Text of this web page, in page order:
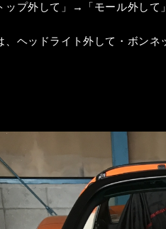
ップ外して」→「モール外し
、ヘッドライト外して・ボン